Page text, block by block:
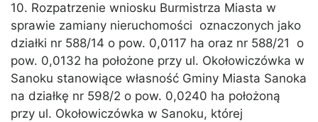
10. Rozpatrzenie wniosku Burmistrza Miasta w
sprawie zamiany nieruchomości oznaczonych jako
działki nr 588/14 o pow. 0,0117 ha oraz nr 588/21 o
pow. 0,0132 ha położone przy ul. Okołowiczówka w
Sanoku stanowiące własność Gminy Miasta Sanoka
na działkę nr 598/2 o pow. 0,0240 ha położoną
przy ul. Okołowiczówka w Sanoku, której